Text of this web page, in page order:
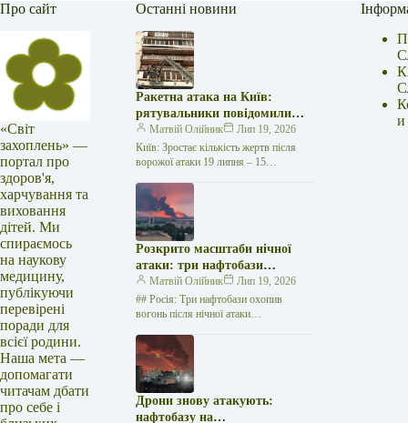
Про сайт
«Світ
захоплень» —
портал про
здоров'я,
харчування та
виховання
дітей. Ми
спираємось
на наукову
медицину,
публікуючи
перевірені
поради для
всієї родини.
Наша мета —
допомагати
читачам дбати
про себе і
Останні новини
Ракетна атака на Київ:
рятувальники повідомили
про 15 поранених
Матвій Олійник
Лип 19, 2026
Київ: Зростає кількість жертв після
ворожої атаки 19 липня – 15
російської агресії, що сталася у
столиці…
Розкрито масштаби нічної
атаки: три нафтобази
палають у Ставрополі –
OSINT-аналіз
Матвій Олійник
Лип 19, 2026
## Росія: Три нафтобази охопив
вогонь після нічної атаки
Еболи набирав обертів: "Лікарі без
кордонів" б'ють…
Дрони знову атакують:
нафтобазу на
и